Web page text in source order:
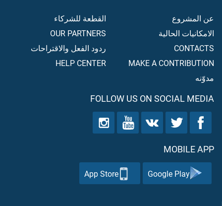
عن المشروع
الامكانيات الحالية
CONTACTS
MAKE A CONTRIBUTION
مدوّنه
القطعة للشركاء
OUR PARTNERS
ردود الفعل والاقتراحات
HELP CENTER
FOLLOW US ON SOCIAL MEDIA
MOBILE APP
Google Play
App Store